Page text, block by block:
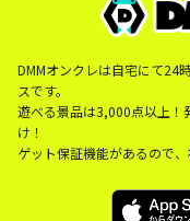
DMMオンクレは自宅にて24
スです。
遊べる景品は3,000点以上！
け！
ゲット保証機能があるので